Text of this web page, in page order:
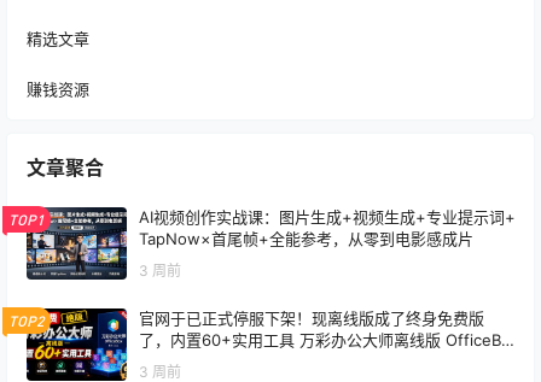
精选文章
赚钱资源
文章聚合
TOP1
AI视频创作实战课：图片生成+视频生成+专业提示词+
TapNow×首尾帧+全能参考，从零到电影感成片
3 周前
TOP2
官网于已正式停服下架！现离线版成了终身免费版
了，内置60+实用工具 万彩办公大师离线版 OfficeBo
3 周前